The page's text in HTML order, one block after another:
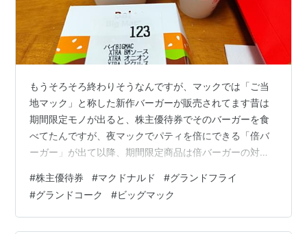
もうそろそろ終わりそうなんですが、マックでは「ご当
地マック」と称した新作バーガーが販売されてます昔は
期間限定モノが出ると、株主優待券でそのバーガーを食
べてたんですが、夜マックでパティを倍にできる「倍バ
ーガー」が出て以降、期間限定商品は倍バーガーの対象
じゃってますまぁ、新しい期間限定商品はわりとリスキ
ーだったりするもんね美味しさがわかっているレギュラ
ーバーガーという安定志向になってます で、今回も特に
#株主優待券 #マクドナルド #グランドフライ
#グランドコーク #ビッグマック